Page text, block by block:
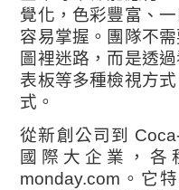
覺化，色彩豐富、
容易掌握。團隊不
圖裡迷路，而是透
表板等多種檢視方
式。
從新創公司到
國際大企業，各
monday.com。它